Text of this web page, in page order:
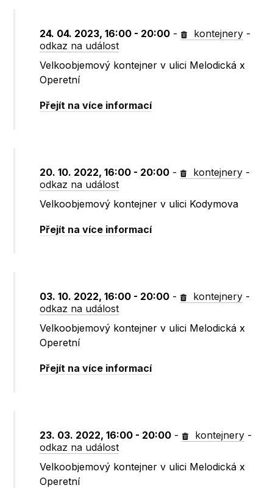
24. 04. 2023, 16:00 - 20:00 - kontejnery -
odkaz na událost
Velkoobjemový kontejner v ulici Melodická x
Operetní
Přejít na více informací
20. 10. 2022, 16:00 - 20:00 - kontejnery -
odkaz na událost
Velkoobjemový kontejner v ulici Kodymova
Přejít na více informací
03. 10. 2022, 16:00 - 20:00 - kontejnery -
odkaz na událost
Velkoobjemový kontejner v ulici Melodická x
Operetní
Přejít na více informací
23. 03. 2022, 16:00 - 20:00 - kontejnery -
odkaz na událost
Velkoobjemový kontejner v ulici Melodická x
Operetní